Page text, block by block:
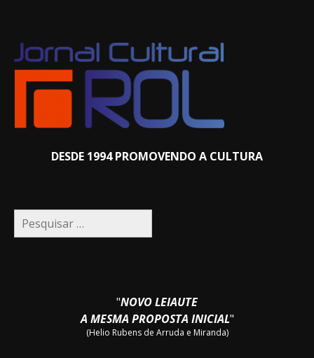
DESDE 1994 PROMOVENDO A CULTURA
Pesquisar
por:
"NOVO LEIAUTE
A MESMA PROPOSTA INICIAL"
(Helio Rubens de Arruda e Miranda)